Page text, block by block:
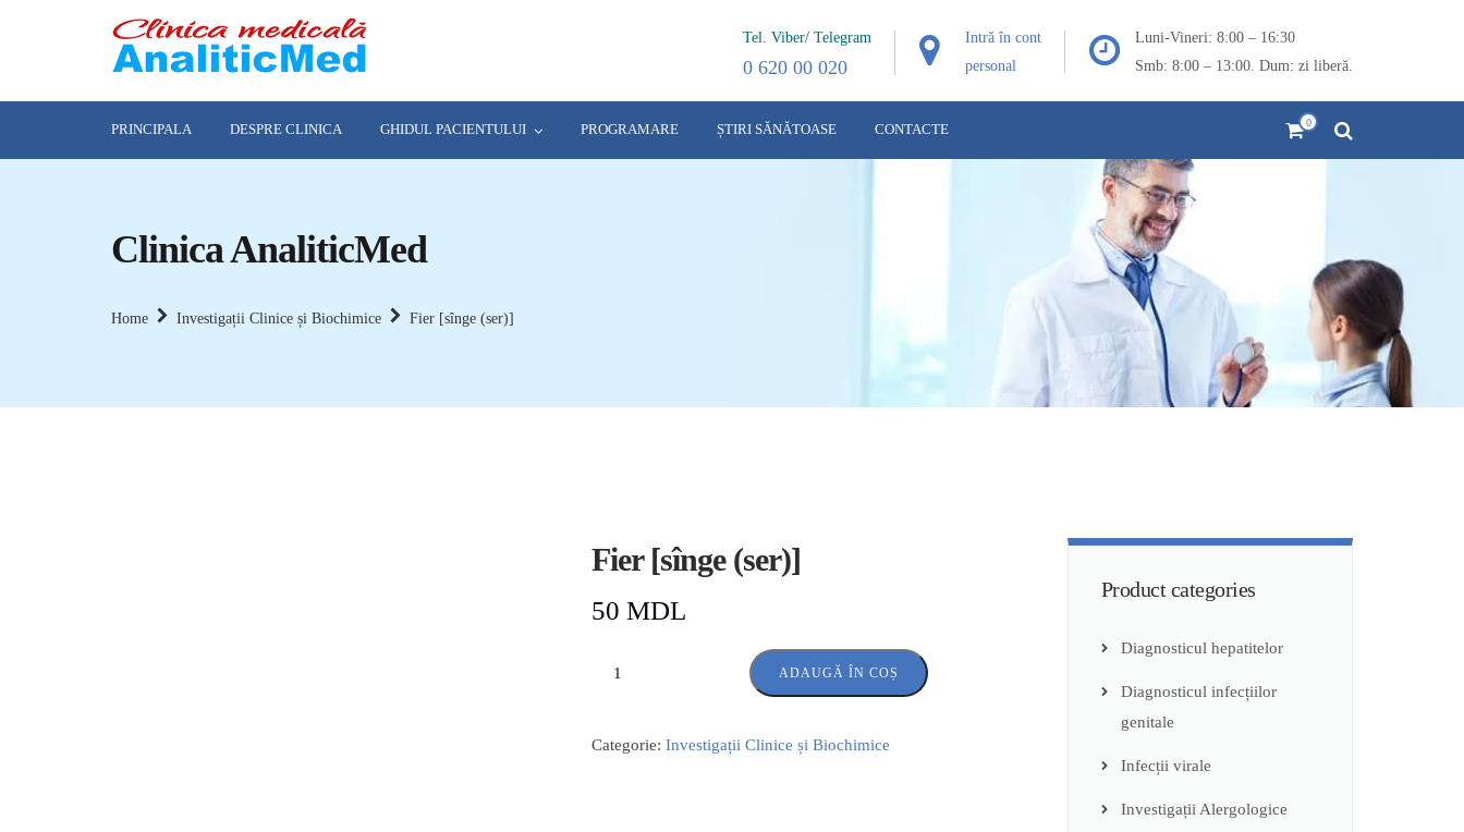
Tel. Viber/ Telegram
0 620 00 020
Intră în cont
personal
Luni-Vineri: 8:00 – 16:30
Smb: 8:00 – 13:00. Dum: zi liberă.
PRINCIPALA DESPRE CLINICA GHIDUL PACIENTULUI PROGRAMARE ȘTIRI SĂNĂTOASE CONTACTE 0
Clinica AnaliticMed
Home Investigații Clinice și Biochimice Fier [sînge (ser)]
Fier [sînge (ser)]
50 MDL
ADAUGĂ ÎN COȘ
Categorie: Investigații Clinice și Biochimice
Product categories
Diagnosticul hepatitelor
Diagnosticul infecțiilor
genitale
Infecții virale
Investigații Alergologice